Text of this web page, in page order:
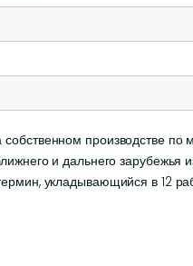
производстве по
и дальнего
укладывающийся в 12